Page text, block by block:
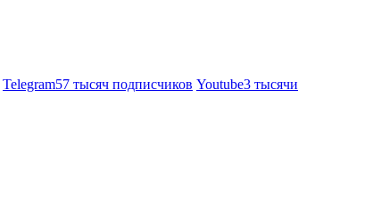
Telegram57 тысяч подписчиков Youtube3 тысячи